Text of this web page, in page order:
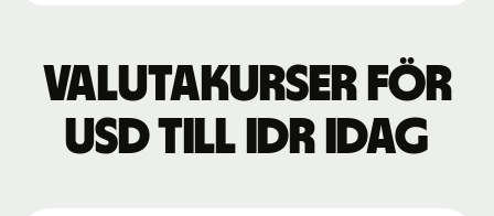
Valutakurser för
USD till IDR idag